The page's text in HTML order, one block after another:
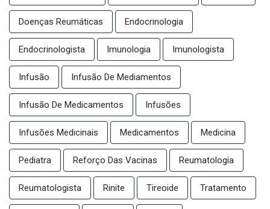
Doenças Reumáticas Endocrinologia
Endocrinologista Imunologia Imunologista
Infusão Infusão De Mediamentos
Infusão De Medicamentos Infusões
Infusões Medicinais Medicamentos Medicina
Pediatra Reforço Das Vacinas Reumatologia
Reumatologista Rinite Tireoide Tratamento